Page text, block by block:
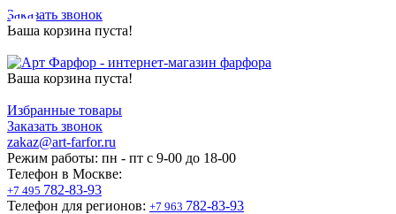
Заказать звонок
Ваша корзина пуста!
Ваша корзина пуста!
Избранные товары
Заказать звонок
zakaz@art-farfor.ru
Режим работы: пн - пт c 9-00 до 18-00
Телефон в Москве:
+7 495 782-83-93
Телефон для регионов: +7 963 782-83-93